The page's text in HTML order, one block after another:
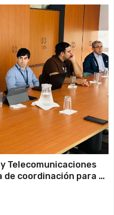
Telecomunicaciones
coordinación para el
en Iquique